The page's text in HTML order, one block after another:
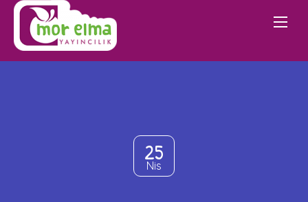
25
Nis